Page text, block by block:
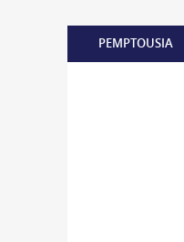
PEMPTOUSIA